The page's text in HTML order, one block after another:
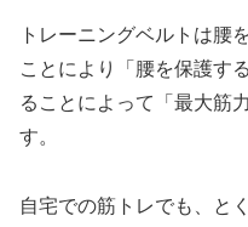
トレーニングベルトは腰
ことにより「腰を保護す
ることによって「最大筋
す。
自宅での筋トレでも、と